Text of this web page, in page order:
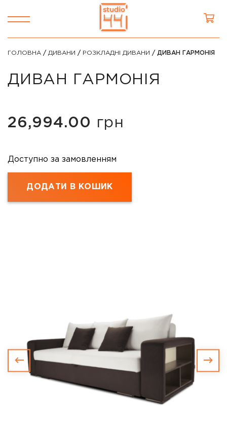
ГОЛОВНА / ДИВАНИ / РОЗКЛАДНІ ДИВАНИ / ДИВАН ГАРМОНІЯ
ДИВАН ГАРМОНІЯ
26,994.00 грн
Доступно за замовленням
ДОДАТИ В КОШИК